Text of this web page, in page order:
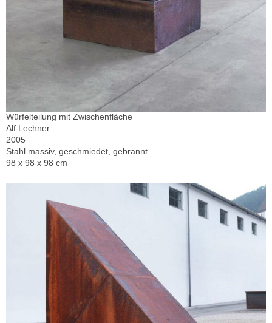
Würfelteilung mit Zwischenfläche
Alf Lechner
2005
Stahl massiv, geschmiedet, gebrannt
98 x 98 x 98 cm